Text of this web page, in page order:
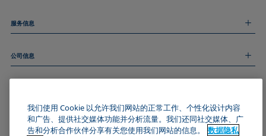
服务信息
技术服务
和我们取得联系
公司信息
关于我们
数据隐私声明
加入KRÜSS社区
我们使用 Cookie 以允许我们网站的正常工作、个性化设计内容
和广告、提供社交媒体功能并分析流量。我们还同社交媒体、广
告和分析合作伙伴分享有关您使用我们网站的信息。
数据隐私